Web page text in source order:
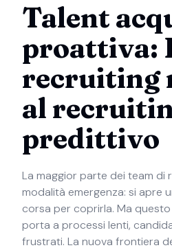
Talent
proattiva:
recruiting
al
predittivo
La maggior parte dei team di
modalità emergenza: si apre
corsa per coprirla. Ma
porta a processi lenti,
frustrati. La nuova frontiera